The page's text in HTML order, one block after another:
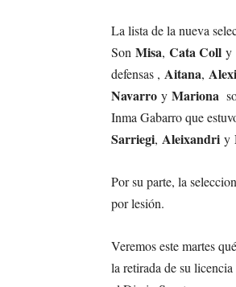
La lista de la nueva
Son Misa, Cata Coll y
defensas , Aitana,
Navarro y Mariona
Inma Gabarro que
Sarriegi, Aleixandri y
Por su parte, la
por lesión.
Veremos este martes
la retirada de su